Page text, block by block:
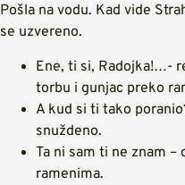
Pošla na vodu. Kad vide
se uzvereno.
Ene, ti si, Radojka!…-
torbu i gunjac preko
A kud si ti tako
snuždeno.
Ta ni sam ti ne znam –
ramenima.